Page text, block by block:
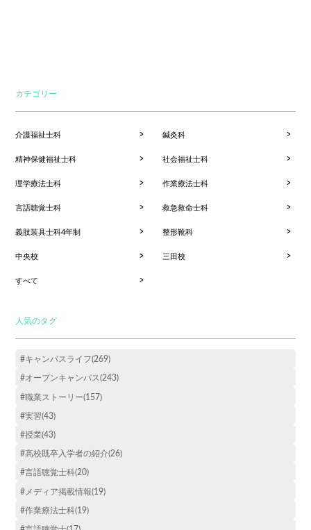
カテゴリー
介護福祉士科 鍼灸科
精神保健福祉士科 社会福祉士科
理学療法士科 作業療法士科
言語聴覚士科 救急救命士科
義肢装具士科4年制 整形靴科
中央校 三田校
すべて
人気のタグ
#キャンパスライフ(269)
#オープンキャンパス(243)
#職業ストーリー(157)
#実習(43)
#授業(43)
#高校既卒入学者の紹介(26)
#言語聴覚士科(20)
#メディア掲載情報(19)
#作業療法士科(19)